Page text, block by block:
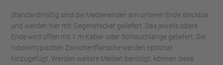
Standardmäßig sind die Medienenden am unteren Ende steckbar
und werden hier mit Gegenstecker geliefert. Das jeweils obere
Ende wird offen mit 1 m Kabel- oder Schlauchlänge geliefert. Die
robotertypischen Zwischenflansche werden optional
hinzugefügt. Werden weitere Medien benötigt, können diese